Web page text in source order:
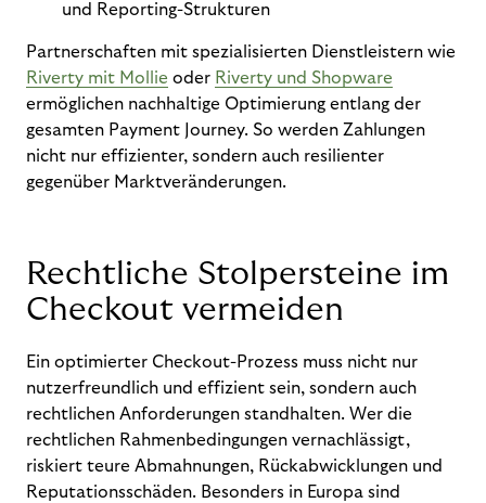
und Reporting-Strukturen
Partnerschaften mit spezialisierten Dienstleistern wie
Riverty mit Mollie oder Riverty und Shopware
ermöglichen nachhaltige Optimierung entlang der
gesamten Payment Journey. So werden Zahlungen
nicht nur effizienter, sondern auch resilienter
gegenüber Marktveränderungen.
Rechtliche Stolpersteine im
Checkout vermeiden
Ein optimierter Checkout-Prozess muss nicht nur
nutzerfreundlich und effizient sein, sondern auch
rechtlichen Anforderungen standhalten. Wer die
rechtlichen Rahmenbedingungen vernachlässigt,
riskiert teure Abmahnungen, Rückabwicklungen und
Reputationsschäden. Besonders in Europa sind